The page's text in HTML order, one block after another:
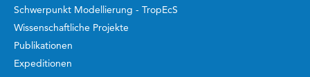
Schwerpunkt Modellierung - TropEcS
Wissenschaftliche Projekte
Publikationen
Expeditionen